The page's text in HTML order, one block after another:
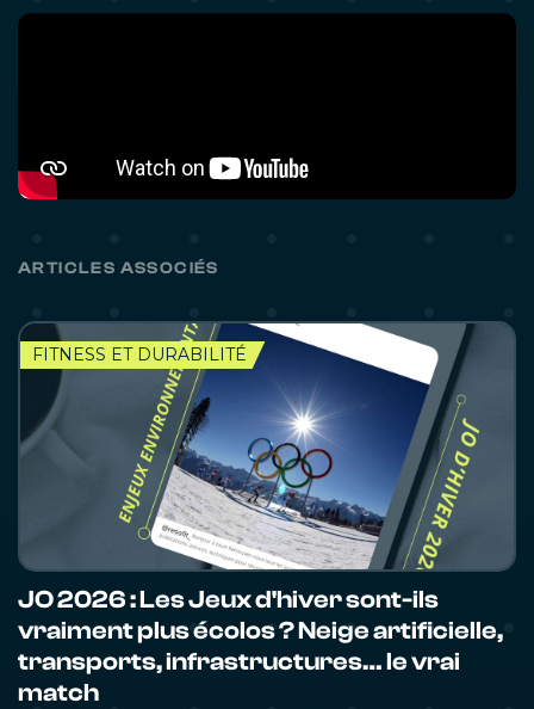
ARTICLES ASSOCIÉS
FITNESS ET DURABILITÉ
JO 2026 : Les Jeux d'hiver sont-ils
vraiment plus écolos ? Neige artificielle,
transports, infrastructures… le vrai
match